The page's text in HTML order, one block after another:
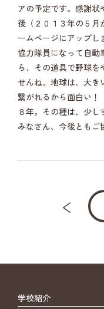
アの予定です。感謝状
後（２０１３年の５月
ームページにアップ
協力隊員になって自動
ら、その道具で野球
せんね。地球は、大
繋がれるから面白い
８年。その種は、少し
みなさん、今後ともご
学校紹介